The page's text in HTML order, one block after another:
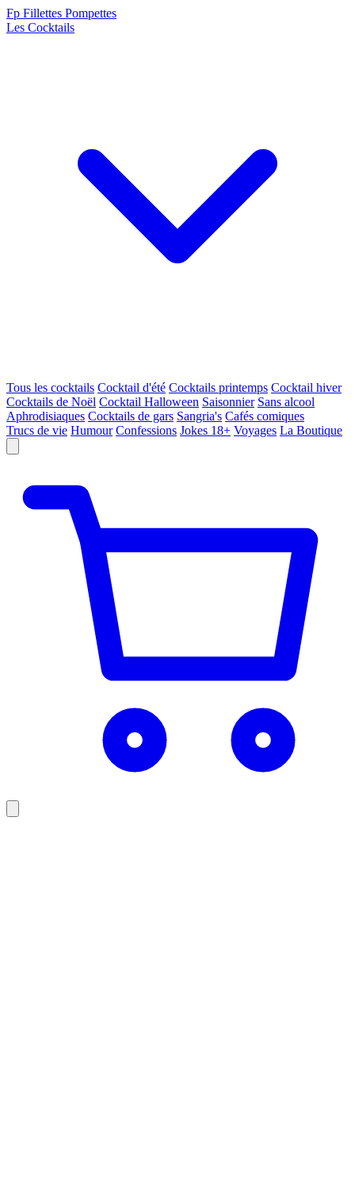
Fp Fillettes Pompettes
Les Cocktails
Tous les cocktails Cocktail d'été Cocktails printemps Cocktail hiver
Cocktails de Noël Cocktail Halloween Saisonnier Sans alcool
Aphrodisiaques Cocktails de gars Sangria's Cafés comiques
Trucs de vie Humour Confessions Jokes 18+ Voyages La Boutique